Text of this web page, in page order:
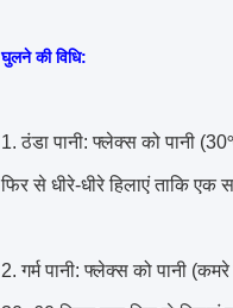
घुलने की विधि:
1. ठंडा पानी: फ्लेक्स को पानी
फिर से धीरे-धीरे हिलाएं ताकि एक
2. गर्म पानी: फ्लेक्स को पानी